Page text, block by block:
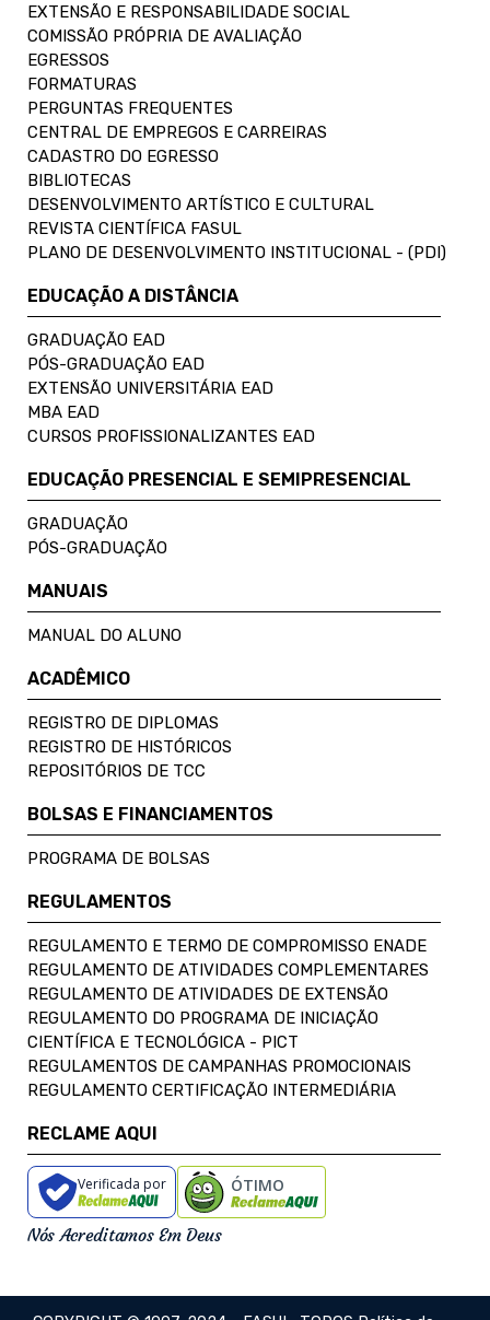
EXTENSÃO E RESPONSABILIDADE SOCIAL
COMISSÃO PRÓPRIA DE AVALIAÇÃO
EGRESSOS
FORMATURAS
PERGUNTAS FREQUENTES
CENTRAL DE EMPREGOS E CARREIRAS
CADASTRO DO EGRESSO
BIBLIOTECAS
DESENVOLVIMENTO ARTÍSTICO E CULTURAL
REVISTA CIENTÍFICA FASUL
PLANO DE DESENVOLVIMENTO INSTITUCIONAL - (PDI)
EDUCAÇÃO A DISTÂNCIA
GRADUAÇÃO EAD
PÓS-GRADUAÇÃO EAD
EXTENSÃO UNIVERSITÁRIA EAD
MBA EAD
CURSOS PROFISSIONALIZANTES EAD
EDUCAÇÃO PRESENCIAL E SEMIPRESENCIAL
GRADUAÇÃO
PÓS-GRADUAÇÃO
MANUAIS
MANUAL DO ALUNO
ACADÊMICO
REGISTRO DE DIPLOMAS
REGISTRO DE HISTÓRICOS
REPOSITÓRIOS DE TCC
BOLSAS E FINANCIAMENTOS
PROGRAMA DE BOLSAS
REGULAMENTOS
REGULAMENTO E TERMO DE COMPROMISSO ENADE
REGULAMENTO DE ATIVIDADES COMPLEMENTARES
REGULAMENTO DE ATIVIDADES DE EXTENSÃO
REGULAMENTO DO PROGRAMA DE INICIAÇÃO
CIENTÍFICA E TECNOLÓGICA - PICT
REGULAMENTOS DE CAMPANHAS PROMOCIONAIS
REGULAMENTO CERTIFICAÇÃO INTERMEDIÁRIA
RECLAME AQUI
Verificada por ÓTIMO
Nós Acreditamos Em Deus